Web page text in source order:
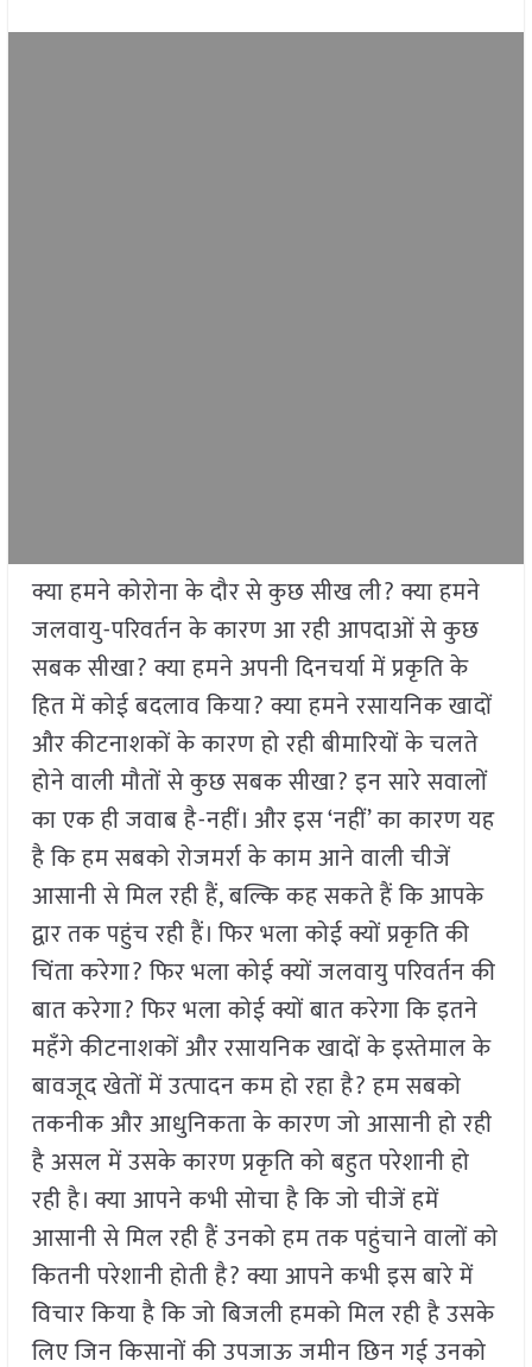
क्या हमने कोरोना के दौर से कुछ सीख ली? क्या हमने
जलवायु-परिवर्तन के कारण आ रही आपदाओं से कुछ
सबक सीखा? क्या हमने अपनी दिनचर्या में प्रकृति के
हित में कोई बदलाव किया? क्या हमने रसायनिक खादों
और कीटनाशकों के कारण हो रही बीमारियों के चलते
होने वाली मौतों से कुछ सबक सीखा? इन सारे सवालों
का एक ही जवाब है-नहीं। और इस ‘नहीं’ का कारण यह
है कि हम सबको रोजमर्रा के काम आने वाली चीजें
आसानी से मिल रही हैं, बल्कि कह सकते हैं कि आपके
द्वार तक पहुंच रही हैं। फिर भला कोई क्यों प्रकृति की
चिंता करेगा? फिर भला कोई क्यों जलवायु परिवर्तन की
बात करेगा? फिर भला कोई क्यों बात करेगा कि इतने
महँगे कीटनाशकों और रसायनिक खादों के इस्तेमाल के
बावजूद खेतों में उत्पादन कम हो रहा है? हम सबको
तकनीक और आधुनिकता के कारण जो आसानी हो रही
है असल में उसके कारण प्रकृति को बहुत परेशानी हो
रही है। क्या आपने कभी सोचा है कि जो चीजें हमें
आसानी से मिल रही हैं उनको हम तक पहुंचाने वालों को
कितनी परेशानी होती है? क्या आपने कभी इस बारे में
विचार किया है कि जो बिजली हमको मिल रही है उसके
लिए जिन किसानों की उपजाऊ जमीन छिन गई उनको